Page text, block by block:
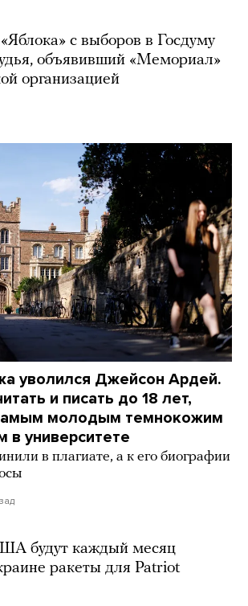
с выборов в Госдуму
объявивший «Мемориал»
организацией
уволился Джейсон Ардей.
и писать до 18 лет,
молодым темнокожим
в университете
в плагиате, а к его биографии
будут каждый месяц
ракеты для Patriot